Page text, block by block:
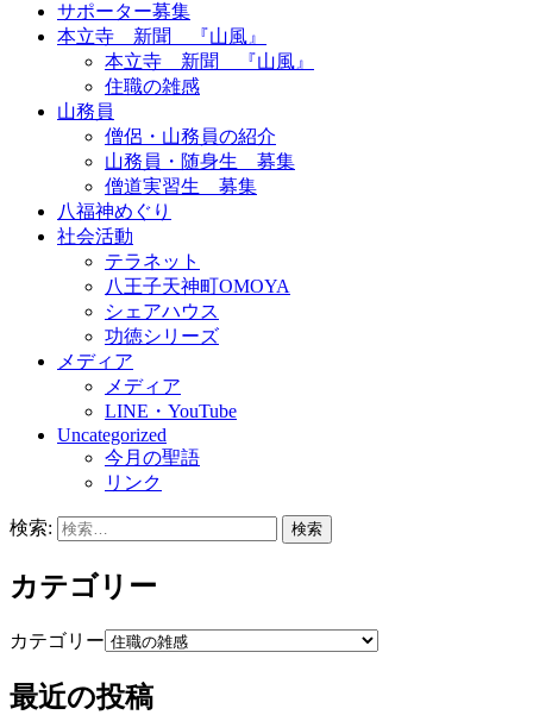
サポーター募集
本立寺 新聞 『山風』
本立寺 新聞 『山風』
住職の雑感
山務員
僧侶・山務員の紹介
山務員・随身生 募集
僧道実習生 募集
八福神めぐり
社会活動
テラネット
八王子天神町OMOYA
シェアハウス
功徳シリーズ
メディア
メディア
LINE・YouTube
Uncategorized
今月の聖語
リンク
検索:
カテゴリー
カテゴリー
最近の投稿